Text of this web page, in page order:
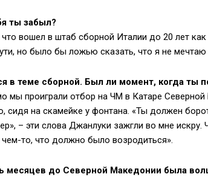
ты забыл?
что вошел в штаб сборной Италии до 20 лет
но было бы ложью сказать, что я не
в теме сборной. Был ли момент, когда ты
мы проиграли отбор на ЧМ в Катаре
сидя на скамейке у фонтана. «Ты должен
– эти слова Джанлуки зажгли во мне искру.
чем-то, что должно было возродиться».
месяцев до Северной Македонии была